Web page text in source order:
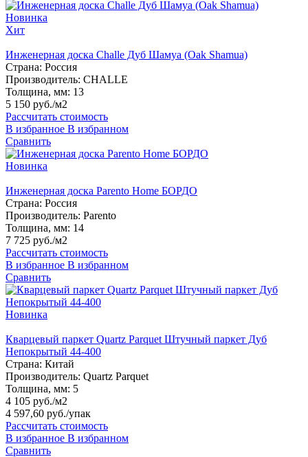
Новинка
Хит
Инженерная доска Challe Дуб Шамуа (Oak Shamua)
Страна: Россия
Производитель: CHALLE
Толщина, мм: 13
5 150 руб./м2
Рассчитать стоимость
В избранное В избранном
Сравнить
Новинка
Инженерная доска Parento Home БОРДО
Страна: Россия
Производитель: Parento
Толщина, мм: 14
7 725 руб./м2
Рассчитать стоимость
В избранное В избранном
Сравнить
Новинка
Кварцевый паркет Quartz Parquet Штучный паркет Дуб
Непокрытый 44-400
Страна: Китай
Производитель: Quartz Parquet
Толщина, мм: 5
4 105 руб./м2
4 597,60 руб./упак
Рассчитать стоимость
В избранное В избранном
Сравнить